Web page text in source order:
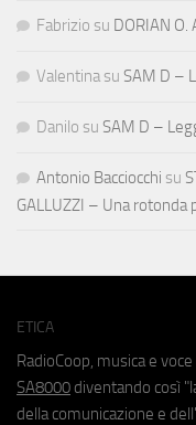
Fabrizio su DORIAN O.
Valentina su SAM D –
Danilo su SAM D –
Antonio Bacciocchi su
GALLUZZI – Una rotonda
ETICA
RadioCoop, musica e
SA8000 diventando così
della comunicazione e